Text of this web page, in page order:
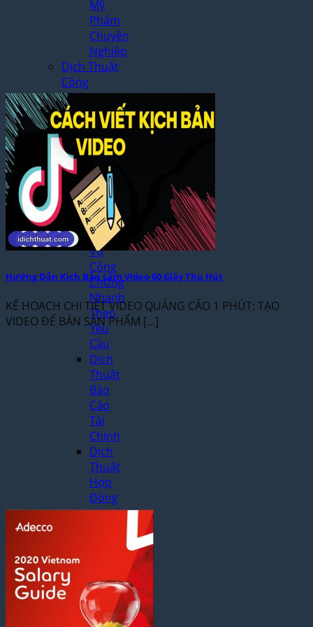
Mỹ
Phẩm
Chuyên
Nghiệp
Dịch Thuật
Công
Chứng
Dịch
Thuật
Công
Chứng
Lấy
Ngay
Tại Hà
Nội
Dịch
Vụ
Công
Chứng
Nhanh
Theo
Yêu
Cầu
Dịch
Thuật
Báo
Cáo
Tài
Chính
Dịch
Thuật
Hợp
Đồng
Nhanh
Điểm
Học
Bạ
Hướng Dẫn Kịch Bản Làm Video 60 Giây Thu Hút
KẾ HOẠCH CHI TIẾT VIDEO QUẢNG CÁO 1 PHÚT: TẠO
VIDEO ĐỂ BÁN SẢN PHẨM [...]